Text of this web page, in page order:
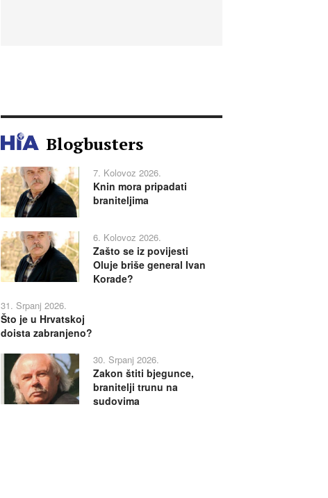
Blogbusters
7. Kolovoz 2026.
Knin mora pripadati
braniteljima
6. Kolovoz 2026.
Zašto se iz povijesti
Oluje briše general Ivan
Korade?
31. Srpanj 2026.
Što je u Hrvatskoj
doista zabranjeno?
30. Srpanj 2026.
Zakon štiti bjegunce,
branitelji trunu na
sudovima